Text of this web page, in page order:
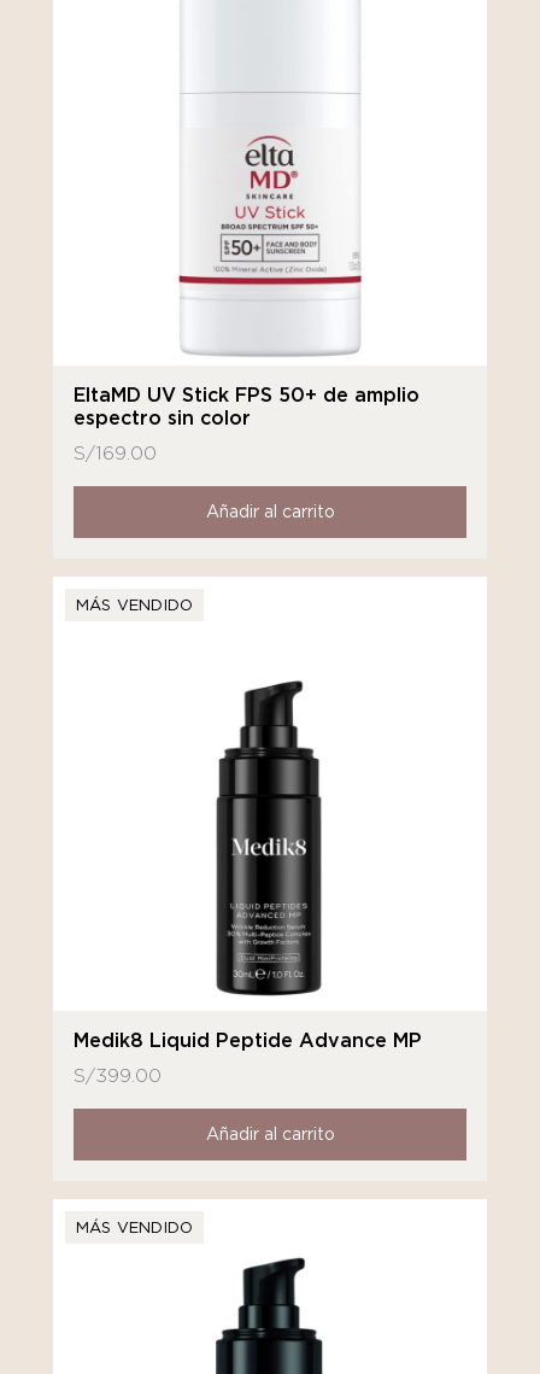
EltaMD UV Stick FPS 50+ de amplio
espectro sin color
S/169.00
Añadir al carrito
MÁS VENDIDO
Medik8 Liquid Peptide Advance MP
S/399.00
Añadir al carrito
MÁS VENDIDO